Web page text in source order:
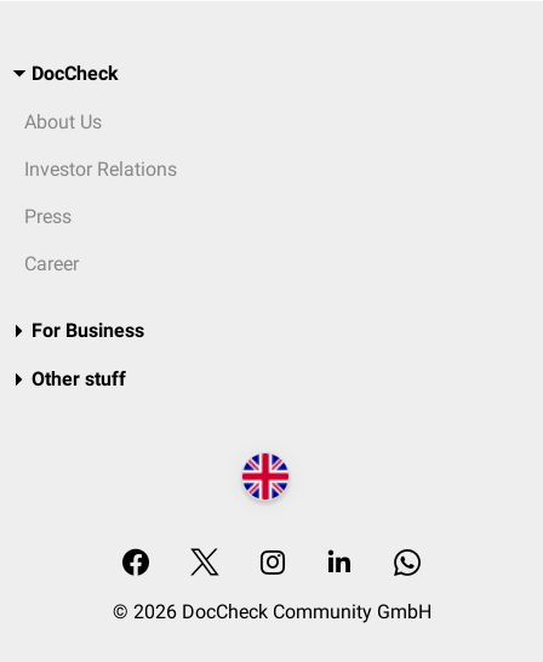
DocCheck
About Us
Investor Relations
Press
Career
For Business
Other stuff
© 2026 DocCheck Community GmbH